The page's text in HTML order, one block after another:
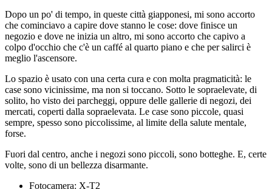
Dopo un po' di tempo, in queste città giapponesi, mi sono accorto
che cominciavo a capire dove stanno le cose: dove finisce un
negozio e dove ne inizia un altro, mi sono accorto che capivo a
colpo d'occhio che c'è un caffé al quarto piano e che per salirci è
meglio l'ascensore.
Lo spazio è usato con una certa cura e con molta pragmaticità: le
case sono vicinissime, ma non si toccano. Sotto le sopraelevate, di
solito, ho visto dei parcheggi, oppure delle gallerie di negozi, dei
mercati, coperti dalla sopraelevata. Le case sono piccole, quasi
sempre, spesso sono piccolissime, al limite della salute mentale,
forse.
Fuori dal centro, anche i negozi sono piccoli, sono botteghe. E, certe
volte, sono di un bellezza disarmante.
Fotocamera: X-T2